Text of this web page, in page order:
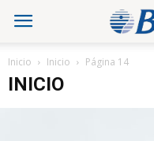
Inicio Inicio Página 14
INICIO